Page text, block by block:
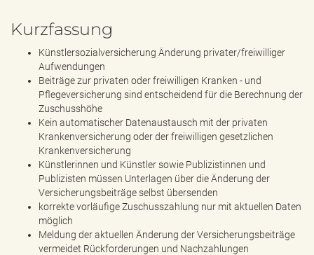
Kurzfassung
Künstlersozialversicherung Änderung privater/freiwilliger
Aufwendungen
Beiträge zur privaten oder freiwilligen Kranken - und
Pflegeversicherung sind entscheidend für die Berechnung der
Zuschusshöhe
Kein automatischer Datenaustausch mit der privaten
Krankenversicherung oder der freiwilligen gesetzlichen
Krankenversicherung
Künstlerinnen und Künstler sowie Publizistinnen und
Publizisten müssen Unterlagen über die Änderung der
Versicherungsbeiträge selbst übersenden
korrekte vorläufige Zuschusszahlung nur mit aktuellen Daten
möglich
Meldung der aktuellen Änderung der Versicherungsbeiträge
vermeidet Rückforderungen und Nachzahlungen